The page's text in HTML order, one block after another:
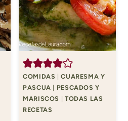
COMIDAS |CUARESMA Y
PASCUA | PESCADOS Y
MARISCOS | TODAS LAS
RECETAS